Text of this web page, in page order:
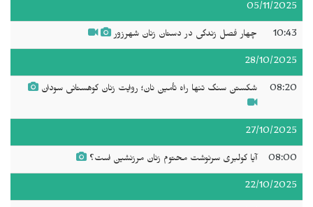
05/11/2025
10:43 چهار فصل زندگی در دستان زنان شهرزور
28/10/2025
08:20 شکستن سنگ تنها راه تأمین نان؛ روایت زنان کوهستانی سودان
27/10/2025
08:00 آیا کولبری سرنوشت محتوم زنان مرزنشین است؟
22/10/2025